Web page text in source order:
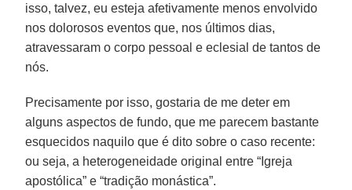
isso, talvez, eu esteja afetivamente menos envolvido
nos dolorosos eventos que, nos últimos dias,
atravessaram o corpo pessoal e eclesial de tantos de
nós.
Precisamente por isso, gostaria de me deter em
alguns aspectos de fundo, que me parecem bastante
esquecidos naquilo que é dito sobre o caso recente:
ou seja, a heterogeneidade original entre “Igreja
apostólica” e “tradição monástica”.